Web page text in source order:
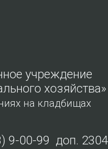
учреждение
хозяйства»
на кладбищах
9-00-99 доп. 2304